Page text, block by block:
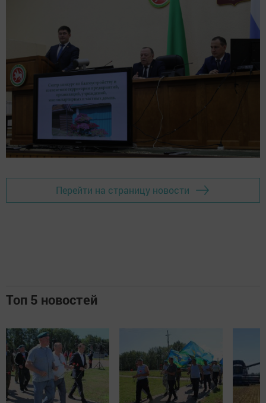
Перейти на страницу новости
Топ 5 новостей